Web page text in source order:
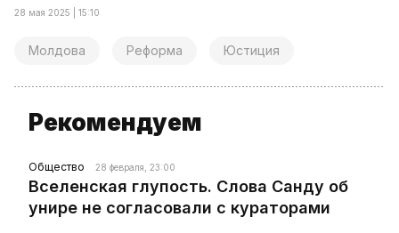
28 мая 2025 | 15:10
Молдова Реформа Юстиция
Рекомендуем
Общество 28 февраля, 23:00
Вселенская глупость. Слова Санду об
унире не согласовали с кураторами